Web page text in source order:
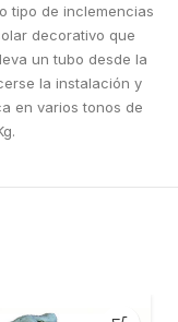
tipo de inclemencias
decorativo que
un tubo desde la
la instalación y
en varios tonos de